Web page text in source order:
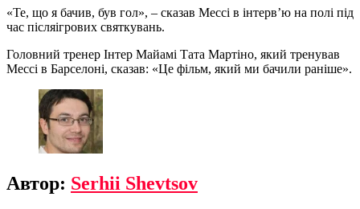
«Те, що я бачив, був гол», – сказав Мессі в інтерв’ю на полі під
час післяігрових святкувань.
Головний тренер Інтер Майамі Тата Мартіно, який тренував
Мессі в Барселоні, сказав: «Це фільм, який ми бачили раніше».
Автор: Serhii Shevtsov